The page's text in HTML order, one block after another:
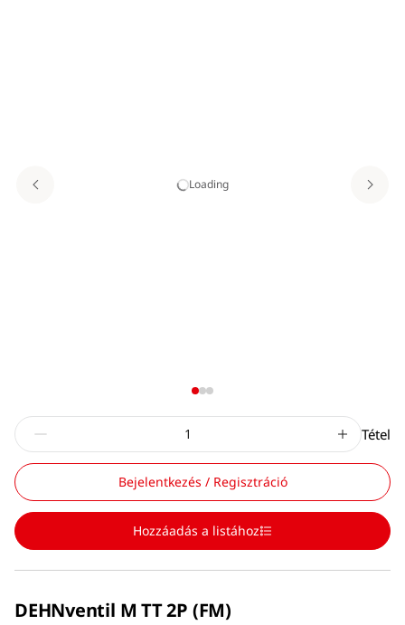
Loading
Tétel
Bejelentkezés / Regisztráció
Hozzáadás a listához
DEHNventil M TT 2P (FM)